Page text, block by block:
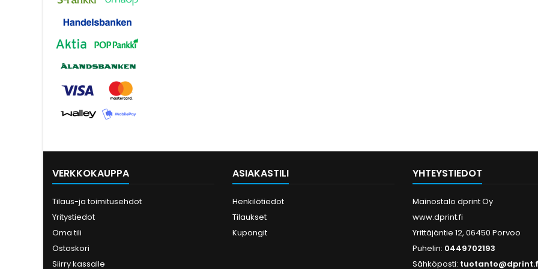
VERKKOKAUPPA
Tilaus-ja toimitusehdot
Yritystiedot
Oma tili
Ostoskori
Siirry kassalle
ASIAKASTILI
Henkilötiedot
Tilaukset
Kupongit
YHTEYSTIEDOT
Mainostalo dprint Oy
www.dprint.fi
Yrittäjäntie 12, 06450 Porvoo
Puhelin: 0449702193
Sähköposti: